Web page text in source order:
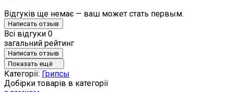
Відгуків ще немає — ваш может стать первым.
Написать отзыв
Всі відгуки 0
загальний рейтинг
Написать отзыв
Показать ещё
Категорії: Грипсы
Добірки товарів в категорії